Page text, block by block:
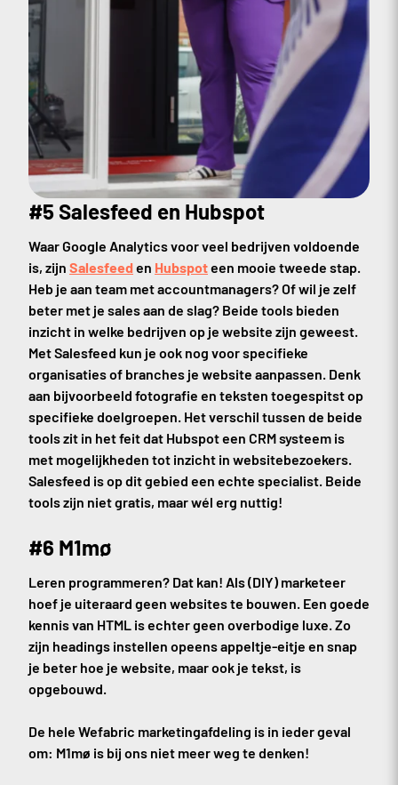
#5 Salesfeed en Hubspot
Waar Google Analytics voor veel bedrijven voldoende
is, zijn Salesfeeden Hubspoteen mooie tweede stap.
Heb je aan team met accountmanagers? Of wil je zelf
beter met je sales aan de slag? Beide tools bieden
inzicht in welke bedrijven op je website zijn geweest.
Met Salesfeed kun je ook nog voor specifieke
organisaties of branches je website aanpassen. Denk
aan bijvoorbeeld fotografie en teksten toegespitst op
specifieke doelgroepen. Het verschil tussen de beide
tools zit in het feit dat Hubspot een CRM systeem is
met mogelijkheden tot inzicht in websitebezoekers.
Salesfeed is op dit gebied een echte specialist. Beide
tools zijn niet gratis, maar wél erg nuttig!
#6 M1mø
Leren programmeren? Dat kan! Als (DIY) marketeer
hoef je uiteraard geen websites te bouwen. Een goede
kennis van HTML is echter geen overbodige luxe. Zo
zijn headings instellen opeens appeltje-eitje en snap
je beter hoe je website, maar ook je tekst, is
opgebouwd.
De hele Wefabric marketingafdeling is in ieder geval
om: M1mø is bij ons niet meer weg te denken!